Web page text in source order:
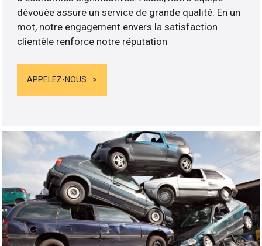
dévouée assure un service de grande qualité. En un
mot, notre engagement envers la satisfaction
clientèle renforce notre réputation
APPELEZ-NOUS